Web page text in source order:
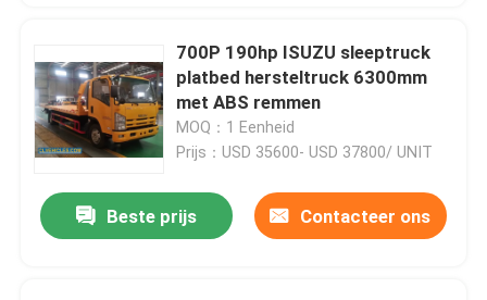
700P 190hp ISUZU sleeptruck
platbed hersteltruck 6300mm
met ABS remmen
MOQ：1 Eenheid
Prijs：USD 35600- USD 37800/ UNIT
Beste prijs Contacteer ons